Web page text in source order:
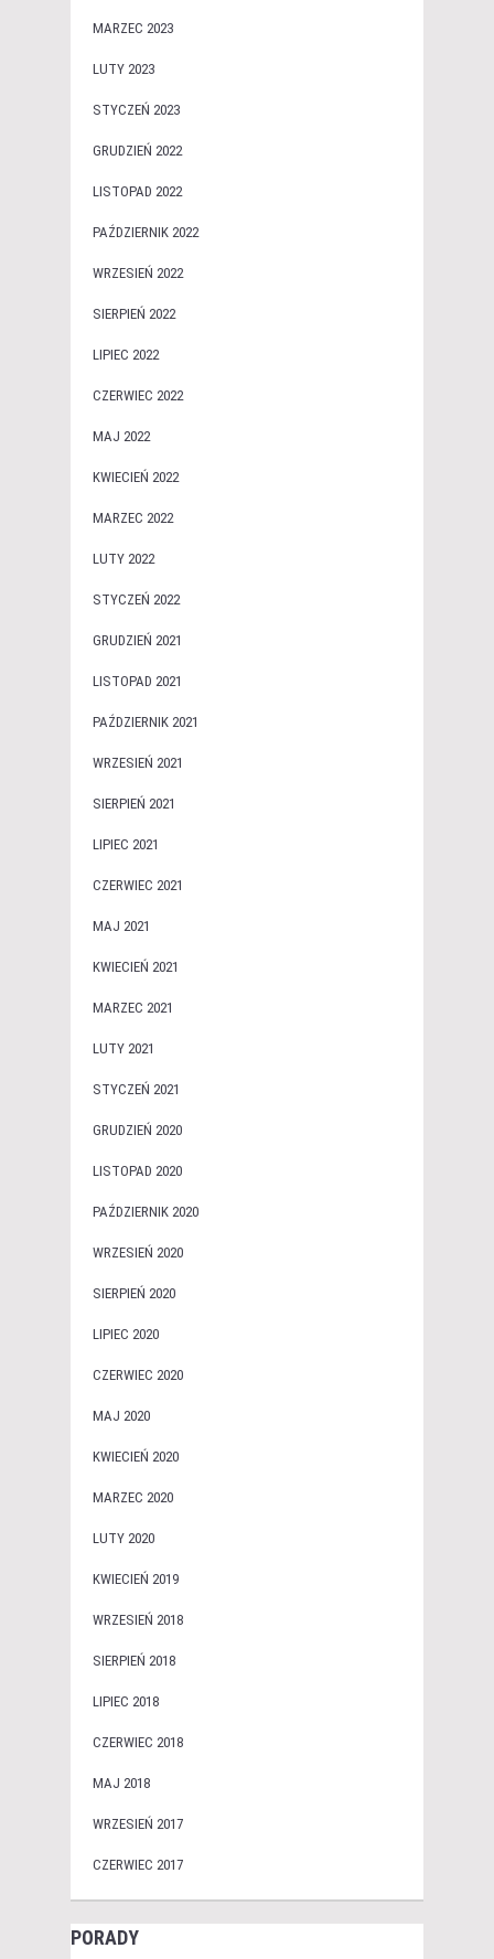
MARZEC 2023
LUTY 2023
STYCZEŃ 2023
GRUDZIEŃ 2022
LISTOPAD 2022
PAŹDZIERNIK 2022
WRZESIEŃ 2022
SIERPIEŃ 2022
LIPIEC 2022
CZERWIEC 2022
MAJ 2022
KWIECIEŃ 2022
MARZEC 2022
LUTY 2022
STYCZEŃ 2022
GRUDZIEŃ 2021
LISTOPAD 2021
PAŹDZIERNIK 2021
WRZESIEŃ 2021
SIERPIEŃ 2021
LIPIEC 2021
CZERWIEC 2021
MAJ 2021
KWIECIEŃ 2021
MARZEC 2021
LUTY 2021
STYCZEŃ 2021
GRUDZIEŃ 2020
LISTOPAD 2020
PAŹDZIERNIK 2020
WRZESIEŃ 2020
SIERPIEŃ 2020
LIPIEC 2020
CZERWIEC 2020
MAJ 2020
KWIECIEŃ 2020
MARZEC 2020
LUTY 2020
KWIECIEŃ 2019
WRZESIEŃ 2018
SIERPIEŃ 2018
LIPIEC 2018
CZERWIEC 2018
MAJ 2018
WRZESIEŃ 2017
CZERWIEC 2017
PORADY